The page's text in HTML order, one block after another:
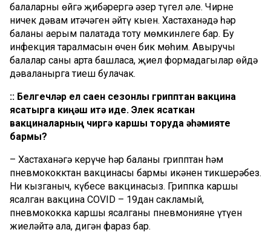
балаларны өйгә җибәрергә әзер түгел әле. Чирнең
ничек дәвам итәчәген әйтү кыен. Хастаханәдә һәр
баланы аерым палатада тоту мөмкинлеге бар. Бу
инфекция таралмасын өчен бик мөһим. Авыручы
балалар саны арта башласа, җиңел формадагылар өйдә
дәваланырга тиеш булачак.
:: Белгечләр ел саен сезонлы грипптан вакцина
ясатырга киңәш итә иде. Элек ясаткан
вакциналарның чиргә каршы торуда әһәмияте
бармы?
– Хастаханәгә керүче һәр баланың грипптан һәм
пневмококктан вакцинасы бармы икәнен тикшерәбез.
Ни кызганыч, күбесе вакцинасыз. Гриппка каршы
ясалган вакцина COVID – 19дан сакламый,
пневмококка каршы ясалганы пневмониянең үтүен
жиңеләйтә ала, дигән фараз бар.